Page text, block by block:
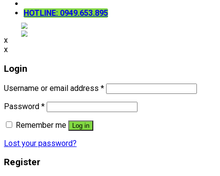
HOTLINE: 0949.653.895
x
x
Login
Username or email address *
Password *
Remember me
Log in
Lost your password?
Register